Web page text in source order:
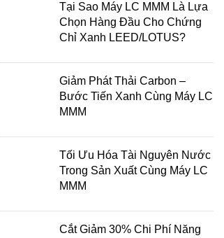
Tại Sao Máy LC MMM Là Lựa
Chọn Hàng Đầu Cho Chứng
Chỉ Xanh LEED/LOTUS?
Giảm Phát Thải Carbon –
Bước Tiến Xanh Cùng Máy LC
MMM
Tối Ưu Hóa Tài Nguyên Nước
Trong Sản Xuất Cùng Máy LC
MMM
Cắt Giảm 30% Chi Phí Năng